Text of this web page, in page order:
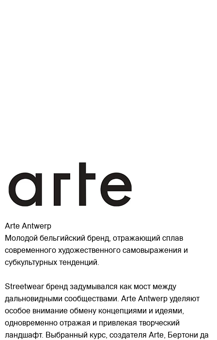
Arte Antwerp
Молодой бельгийский бренд, отражающий сплав
современного художественного самовыражения и
субкультурных тенденций.
Streetwear бренд задумывался как мост между
дальновидными сообществами. Arte Antwerp уделяют
особое внимание обмену концепциями и идеями,
одновременно отражая и привлекая творческий
ландшафт. Выбранный курс, создателя Arte, Бертони да